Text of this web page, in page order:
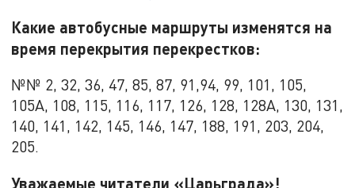
Какие автобусные маршруты изменятся на
время перекрытия перекрестков:
№№ 2, 32, 36, 47, 85, 87, 91,94, 99, 101, 105,
105А, 108, 115, 116, 117, 126, 128, 128А, 130, 131,
140, 141, 142, 145, 146, 147, 188, 191, 203, 204,
205.
Уважаемые читатели «Царьграда»!